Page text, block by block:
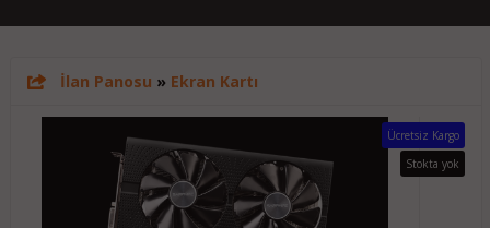
İlan Panosu » Ekran Kartı
Ücretsiz Kargo
Stokta yok